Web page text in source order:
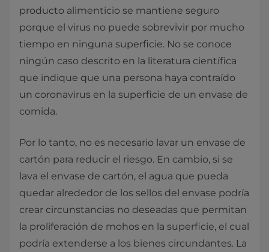
producto alimenticio se mantiene seguro
porque el virus no puede sobrevivir por mucho
tiempo en ninguna superficie. No se conoce
ningún caso descrito en la literatura científica
que indique que una persona haya contraído
un coronavirus en la superficie de un envase de
comida.
Por lo tanto, no es necesario lavar un envase de
cartón para reducir el riesgo. En cambio, si se
lava el envase de cartón, el agua que pueda
quedar alrededor de los sellos del envase podría
crear circunstancias no deseadas que permitan
la proliferación de mohos en la superficie, el cual
podría extenderse a los bienes circundantes. La